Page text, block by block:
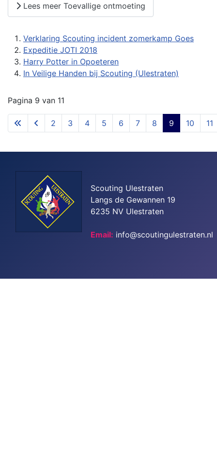
Lees meer Toevallige ontmoeting
Verklaring Scouting incident zomerkamp Goes
Expeditie JOTI 2018
Harry Potter in Opoeteren
In Veilige Handen bij Scouting (Ulestraten)
Pagina 9 van 11
2 3 4 5 6 7 8 9 10 11
Scouting Ulestraten
Langs de Gewannen 19
6235 NV Ulestraten
Email: info@scoutingulestraten.nl